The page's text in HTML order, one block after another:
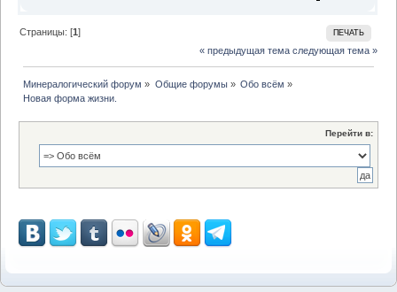
ПЕЧАТЬ
Страницы: [1]
« предыдущая тема следующая тема »
Минералогический форум » Общие форумы» Обо всём »
Новая форма жизни.
Перейти в: